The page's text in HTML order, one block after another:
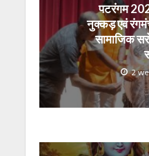
पटरंगम
नुक्कड़ एवं
सामाजिक
2